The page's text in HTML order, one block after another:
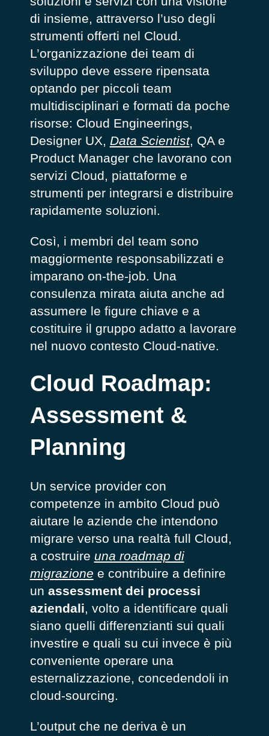
di insieme, attraverso l’uso degli
strumenti offerti nel Cloud.
L’organizzazione dei team di
sviluppo deve essere ripensata
optando per piccoli team
multidisciplinari e formati da poche
risorse: Cloud Engineerings,
Designer UX, Data Scientist, QA e
Product Manager che lavorano con
servizi Cloud, piattaforme e
strumenti per integrarsi e distribuire
rapidamente soluzioni.
Così, i membri del team sono
maggiormente responsabilizzati e
imparano on-the-job. Una
consulenza mirata aiuta anche ad
assumere le figure chiave e a
costituire il gruppo adatto a lavorare
nel nuovo contesto Cloud-native.
Cloud Roadmap:
Assessment &
Planning
Un service provider con
competenze in ambito Cloud può
aiutare le aziende che intendono
migrare verso una realtà full Cloud,
a costruire una roadmap di
migrazione e contribuire a definire
un assessment dei processi
aziendali, volto a identificare quali
siano quelli differenzianti sui quali
investire e quali su cui invece è più
conveniente operare una
esternalizzazione, concedendoli in
cloud-sourcing.
L’output che ne deriva è un